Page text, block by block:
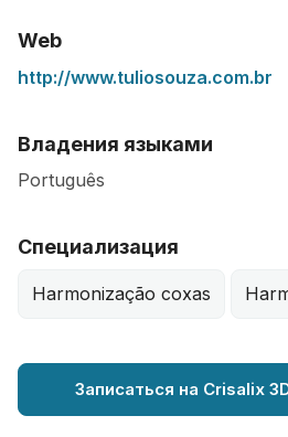
Web
http://www.tuliosouza.com.br
Владения языками
Português
Специализация
Harmonização coxas
Записаться на Crisalix